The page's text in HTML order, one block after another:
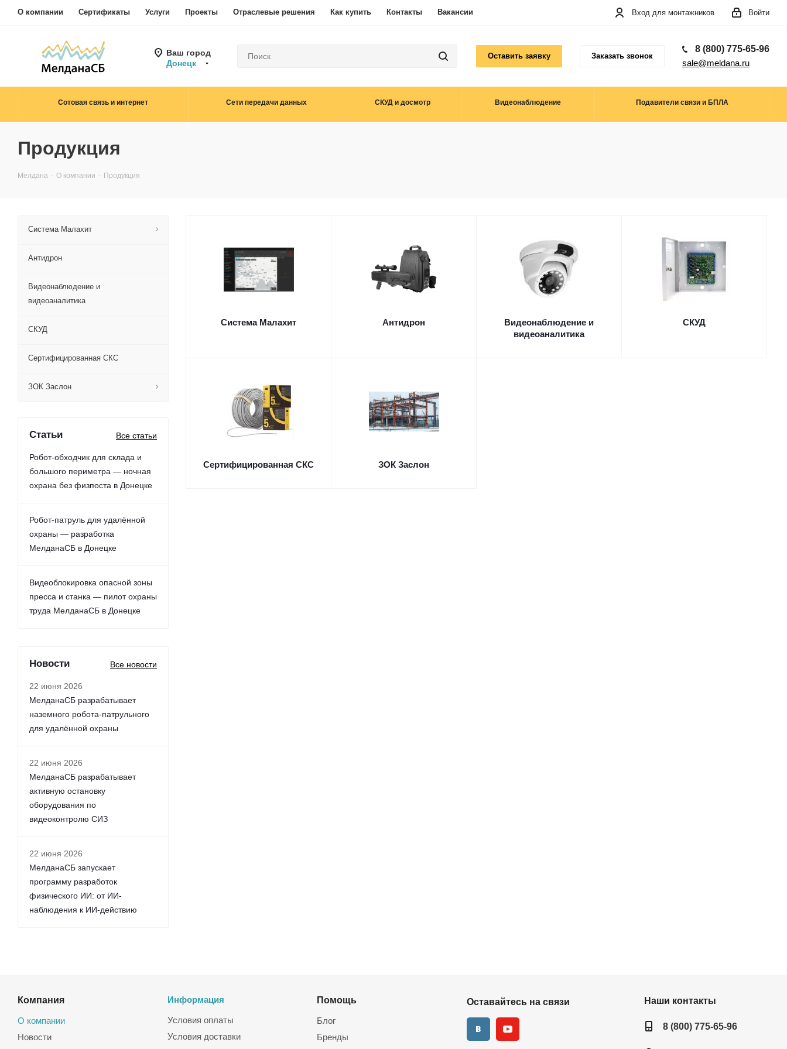
О компании Сертификаты Услуги Проекты Отраслевые решения Как купить Контакты Вакансии Войти
Вход для монтажников
Ваш город
Донецк
Оставить заявку Заказать звонок
8 (800) 775-65-96
sale@meldana.ru
Сотовая связь и интернет Сети передачи данных СКУД и досмотр Видеонаблюдение Подавители связи и БПЛА
Продукция
Мелдана - О компании - Продукция
Система Малахит Антидрон
Видеонаблюдение и
видеоаналитика
СКУД
Сертифицированная СКС ЗОК Заслон
Система Малахит
Антидрон
Видеонаблюдение и
видеоаналитика
СКУД
Сертифицированная СКС
ЗОК Заслон
Статьи Все статьи
Робот-обходчик для склада и
большого периметра — ночная
охрана без физпоста в Донецке
Робот-патруль для удалённой
охраны — разработка
МелданаСБ в Донецке
Видеоблокировка опасной зоны
пресса и станка — пилот охраны
труда МелданаСБ в Донецке
Новости Все новости
22 июня 2026
МелданаСБ разрабатывает
наземного робота-патрульного
для удалённой охраны
22 июня 2026
МелданаСБ разрабатывает
активную остановку
оборудования по
видеоконтролю СИЗ
22 июня 2026
МелданаСБ запускает
программу разработок
физического ИИ: от ИИ-
наблюдения к ИИ-действию
Компания
О компании
Новости
Информация
Условия оплаты
Условия доставки
Помощь
Блог
Бренды
Оставайтесь на связи Наши контакты
8 (800) 775-65-96